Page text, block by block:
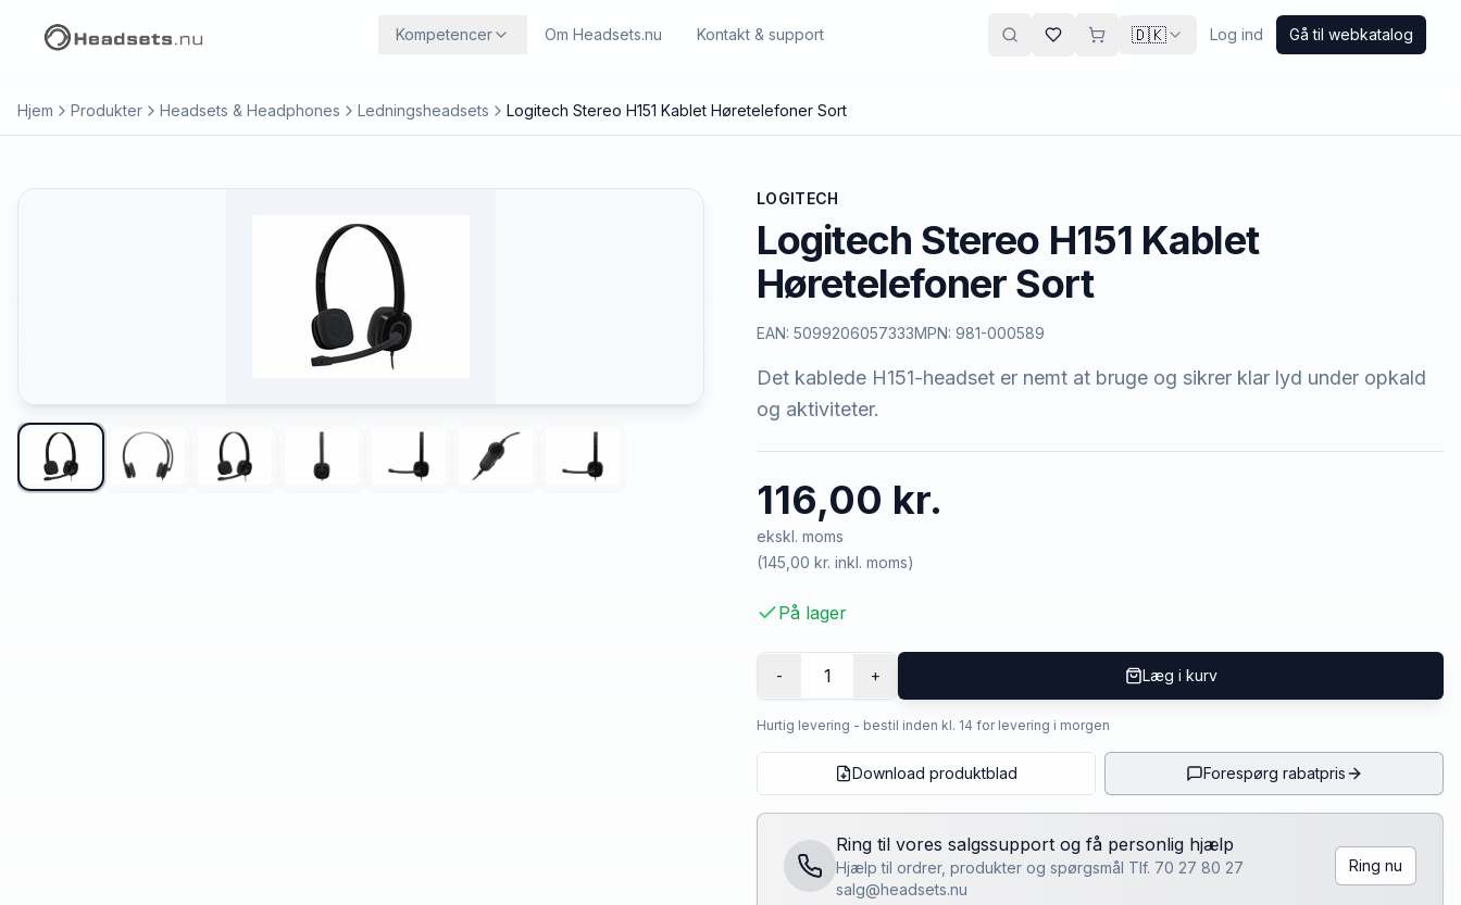
Kompetencer Om Headsets.nu Kontakt & support 🇩🇰 Log ind Gå til webkatalog
Hjem Produkter Headsets & Headphones Ledningsheadsets Logitech Stereo H151 Kablet Høretelefoner Sort
LOGITECH
Logitech Stereo H151 Kablet
Høretelefoner Sort
EAN: 5099206057333MPN: 981-000589
Det kablede H151-headset er nemt at bruge og sikrer klar lyd under opkald
og aktiviteter.
116,00 kr.
ekskl. moms
(145,00 kr. inkl. moms)
På lager
- 1 + Læg i kurv
Hurtig levering - bestil inden kl. 14 for levering i morgen
Download produktblad Forespørg rabatpris
Ring til vores salgssupport og få personlig hjælp
Hjælp til ordrer, produkter og spørgsmål Tlf. 70 27 80 27
salg@headsets.nu
Ring nu